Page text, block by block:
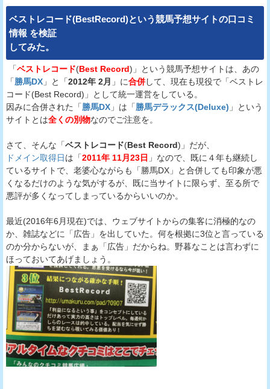
ベストレコード(BestRecord)という競馬予想サイトの口コミ
情報 を検証
してみた。
「ベストレコード(Best Record)」という競馬予想サイトは、あの
「勝馬DX 」と「2012年 2月 」に合併して、現在も現役で「ベストレ
コード(Best Record)」として統一運営をしている。
因みに合併された「勝馬DX 」は「勝馬デラックス(Deluxe) 」という
サイトとは全くの別物なのでご注意を。
さて、そんな「ベストレコード(Best Record)」だが、
ドメイン取得日は「2011年 11月23日 」なので、既に４年も継続し
ているサイトで、老婆心ながらも「勝馬DX」と合併しても印象が悪
くなるだけのような気がするが、既に当サイトに限らず、至る所で
悪評が多くなってしまっているからいいのか。
最近(2016年6月現在)では、ウェブサイトからの集客に消極的なの
か、雑誌などに「広告」を出していた。何を根拠に3位と言っている
のか分からないが、まぁ「広告」だからね。野暮なことは言わずに
ほっておいてあげましょう。